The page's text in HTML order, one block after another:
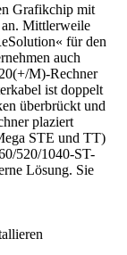
Grafikchip mit
Mittlerweile
für den
auch
M)-Rechner
ist doppelt
überbrückt und
plaziert
STE und TT)
520/1040-ST-
Lösung. Sie